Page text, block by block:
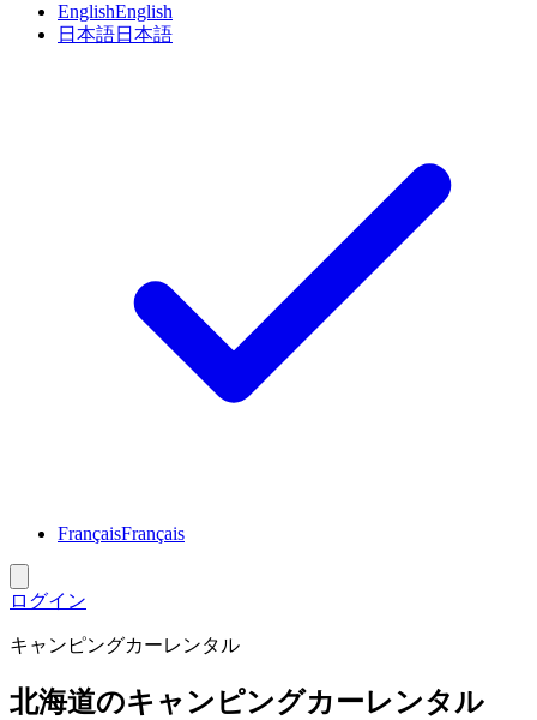
EnglishEnglish
日本語日本語
FrançaisFrançais
ログイン
キャンピングカーレンタル
北海道のキャンピングカーレンタル